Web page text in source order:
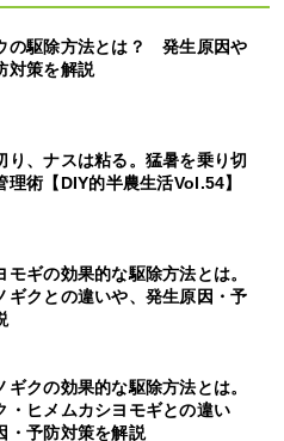
の駆除方法とは？ 発生原因や
対策を解説
り、ナスは粘る。猛暑を乗り切
理術【DIY的半農生活Vol.54】
モギの効果的な駆除方法とは。
ギクとの違いや、発生原因・予
ギクの効果的な駆除方法とは。
・ヒメムカシヨモギとの違い
・予防対策を解説